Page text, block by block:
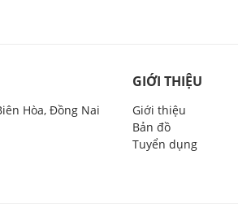
Hòa, Đồng Nai
GIỚI THIỆU
Giới thiệu
Bản đồ
Tuyển dụng